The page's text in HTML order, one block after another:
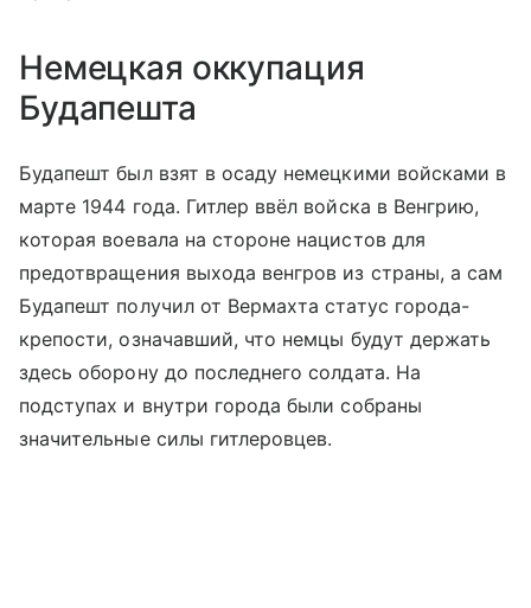
Немецкая оккупация
Будапешта
Будапешт был взят в осаду немецкими войсками в
марте 1944 года. Гитлер ввёл войска в Венгрию,
которая воевала на стороне нацистов для
предотвращения выхода венгров из страны, а сам
Будапешт получил от Вермахта статус города-
крепости, означавший, что немцы будут держать
здесь оборону до последнего солдата. На
подступах и внутри города были собраны
значительные силы гитлеровцев.